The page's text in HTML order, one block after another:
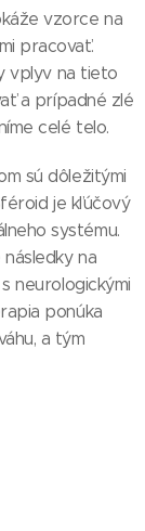
vzorce na
pracovať.
vplyv na tieto
a prípadné zlé
celé telo.
sú dôležitými
je kľúčový
systému.
na
neurologickými
ponúka
a tým